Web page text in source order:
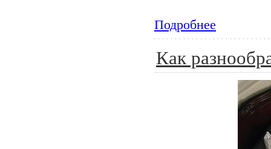
Подробнее
Как